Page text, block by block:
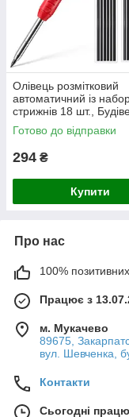
Олівець розмітковий
автоматичний із
стрижнів 18 шт.,
олівець із грифелем
Готово до відправки
294 ₴
Купити
Про нас
100% позитивних
Працює з
м. Мукачево
89675,
вул. Шевченка,
Контакти
Сьогодні